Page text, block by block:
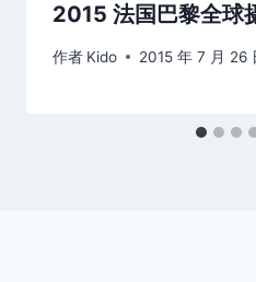
2015 法国巴黎全球
作者 Kido 2015 年 7 月 26